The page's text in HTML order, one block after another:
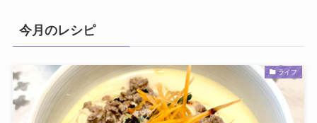
今月のレシピ
ライフ